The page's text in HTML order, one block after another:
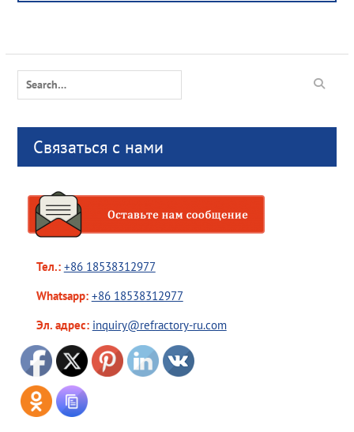
Search
Связаться с нами
Тел.: +86 18538312977
Whatsapp: +86 18538312977
Эл. адрес: inquiry@refractory-ru.com